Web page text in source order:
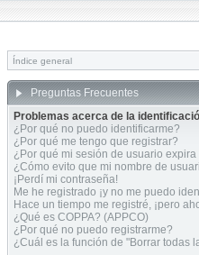
Índice general
Preguntas Frecuentes
Problemas acerca de la
¿Por qué no puedo identificarme?
¿Por qué me tengo que registrar?
¿Por qué mi sesión de usuario
¿Cómo evito que mi nombre de
¡Perdí mi contraseña!
Me he registrado ¡y no me puedo
Hace un tiempo me registré, ¡pero
¿Qué es COPPA? (APPCO)
¿Por qué no puedo registrarme?
¿Cuál es la función de "Borrar todas